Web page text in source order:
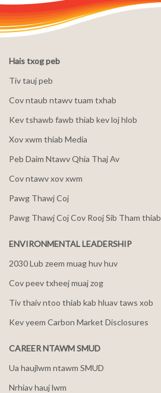
Hais txog peb
Tiv tauj peb
Cov ntaub ntawv tuam txhab
Kev tshawb fawb thiab kev loj hlob
Xov xwm thiab Media
Peb Daim Ntawv Qhia Thaj Av
Cov ntawv xov xwm
Pawg Thawj Coj
Pawg Thawj Coj Cov Rooj Sib Tham
ENVIRONMENTAL LEADERSHIP
2030 Lub zeem muag huv huv
Cov peev txheej muaj zog
Tiv thaiv ntoo thiab kab hluav taws xob
Kev yeem Carbon Market Disclosures
CAREER NTAWM SMUD
Ua haujlwm ntawm SMUD
Nrhiav hauj lwm